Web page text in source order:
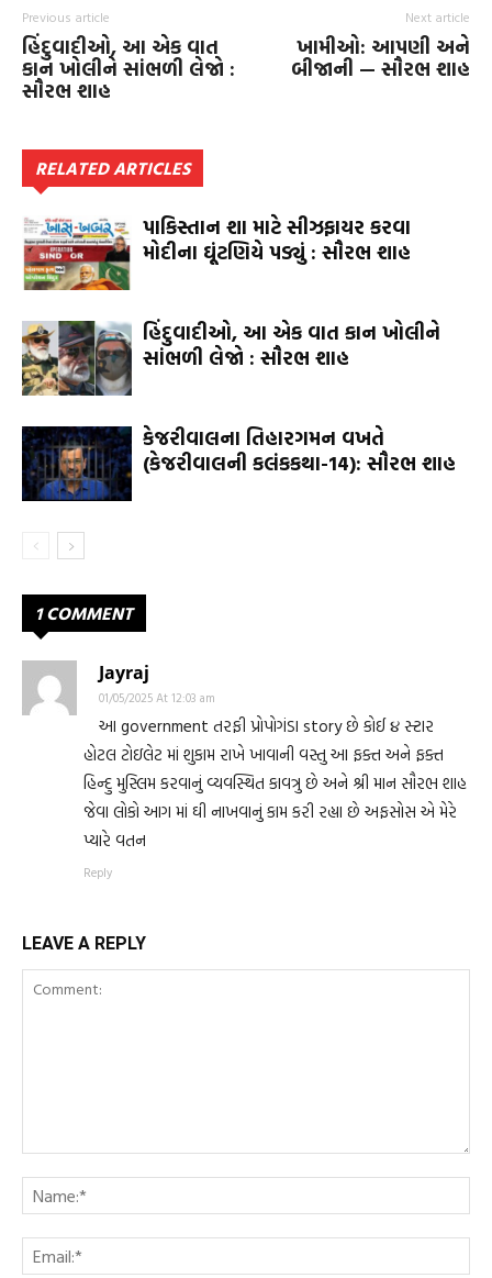
Previous article
હિંદુવાદીઓ, આ એક વાત
કાન ખોલીને સાંભળી લેજો :
સૌરભ શાહ
Next article
ખામીઓ: આપણી અને
બીજાની — સૌરભ શાહ
RELATED ARTICLES
પાકિસ્તાન શા માટે સીઝફાયર કરવા
મોદીના ઘૂંટણિયે પડ્યું : સૌરભ શાહ
હિંદુવાદીઓ, આ એક વાત કાન ખોલીને
સાંભળી લેજો : સૌરભ શાહ
કેજરીવાલના તિહારગમન વખતે
(કેજરીવાલની કલંકકથા-14): સૌરભ શાહ
1 COMMENT
Jayraj
01/05/2025 At 12:03 am
આ government તરફી પ્રોપોગંડા story છે કોઈ ૪ સ્ટાર
હોટલ ટોઇલેટ માં શુકામ રાખે ખાવાની વસ્તુ આ ફક્ત અને ફક્ત
હિન્દુ મુસ્લિમ કરવાનું વ્યવસ્થિત કાવત્રુ છે અને શ્રી માન સૌરભ શાહ
જેવા લોકો આગ માં ઘી નાખવાનું કામ કરી રહ્યા છે અફસોસ એ મેરે
પ્યારે વતન
Reply
LEAVE A REPLY